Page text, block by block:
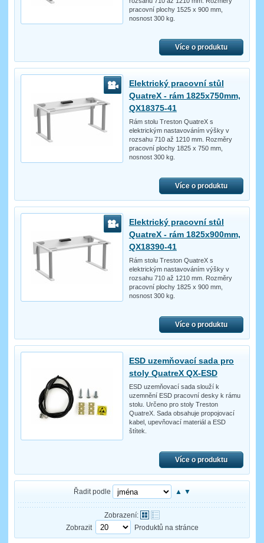
pracovní plochy 1525 x 900 mm,
nosnost 300 kg.
Více o produktu
Elektrický pracovní stůl
QuatreX - rám 1825x750mm,
QX18375-41
Rám stolu Treston QuatreX s
elektrickým nastavováním výšky v
rozsahu 710 až 1210 mm. Rozměry
pracovní plochy 1825 x 750 mm,
nosnost 300 kg.
Více o produktu
Elektrický pracovní stůl
QuatreX - rám 1825x900mm,
QX18390-41
Rám stolu Treston QuatreX s
elektrickým nastavováním výšky v
rozsahu 710 až 1210 mm. Rozměry
pracovní plochy 1825 x 900 mm,
nosnost 300 kg.
Více o produktu
ESD uzemňovací sada pro
stoly QuatreX QX-ESD
ESD uzemňovací sada slouží k
uzemnění ESD pracovní desky k rámu
stolu. Určeno pro stoly Treston
QuatreX. Sada obsahuje propojovací
kabel, upevňovací materiál a ESD
štítek.
Více o produktu
Řadit podle ▲ ▼
Zobrazení:
Zobrazit
Produktů na stránce